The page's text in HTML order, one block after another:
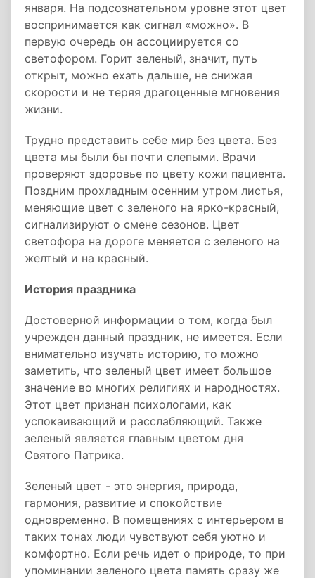
января. На подсознательном уровне этот цвет
воспринимается как сигнал «можно». В
первую очередь он ассоциируется со
светофором. Горит зеленый, значит, путь
открыт, можно ехать дальше, не снижая
скорости и не теряя драгоценные мгновения
жизни.
Трудно представить себе мир без цвета. Без
цвета мы были бы почти слепыми. Врачи
проверяют здоровье по цвету кожи пациента.
Поздним прохладным осенним утром листья,
меняющие цвет с зеленого на ярко-красный,
сигнализируют о смене сезонов. Цвет
светофора на дороге меняется с зеленого на
желтый и на красный.
История праздника
Достоверной информации о том, когда был
учрежден данный праздник, не имеется. Если
внимательно изучать историю, то можно
заметить, что зеленый цвет имеет большое
значение во многих религиях и народностях.
Этот цвет признан психологами, как
успокаивающий и расслабляющий. Также
зеленый является главным цветом дня
Святого Патрика.
Зеленый цвет - это энергия, природа,
гармония, развитие и спокойствие
одновременно. В помещениях с интерьером в
таких тонах люди чувствуют себя уютно и
комфортно. Если речь идет о природе, то при
упоминании зеленого цвета память сразу же